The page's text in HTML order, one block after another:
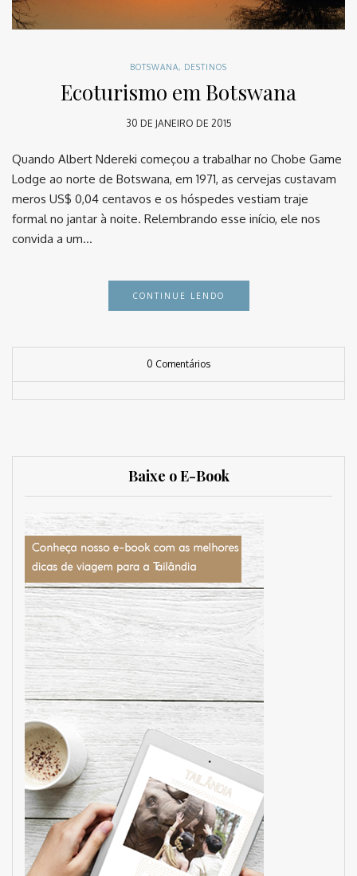
BOTSWANA, DESTINOS
Ecoturismo em Botswana
30 DE JANEIRO DE 2015
Quando Albert Ndereki começou a trabalhar no Chobe Game
Lodge ao norte de Botswana, em 1971, as cervejas custavam
meros US$ 0,04 centavos e os hóspedes vestiam traje
formal no jantar à noite. Relembrando esse início, ele nos
convida a um…
CONTINUE LENDO
0 Comentários
Baixe o E-Book